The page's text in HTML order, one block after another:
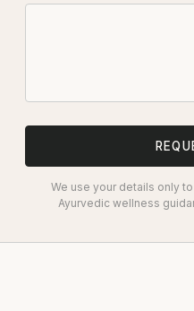
We use your details only
Ayurvedic wellness